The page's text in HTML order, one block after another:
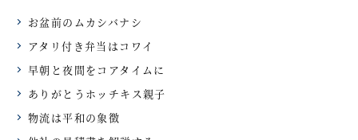
お盆前のムカシバナシ
アタリ付き弁当はコワイ
早朝と夜間をコアタイムに
ありがとうホッチキス親子
物流は平和の象徴